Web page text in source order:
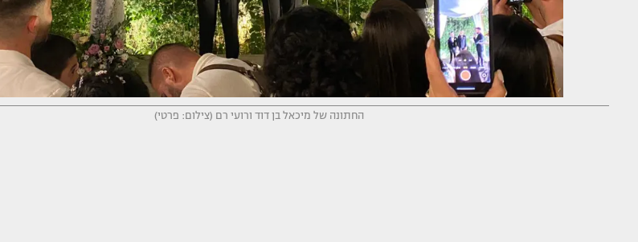
החתונה של מיכאל בן דוד ורועי רם (צילום: פרטי)